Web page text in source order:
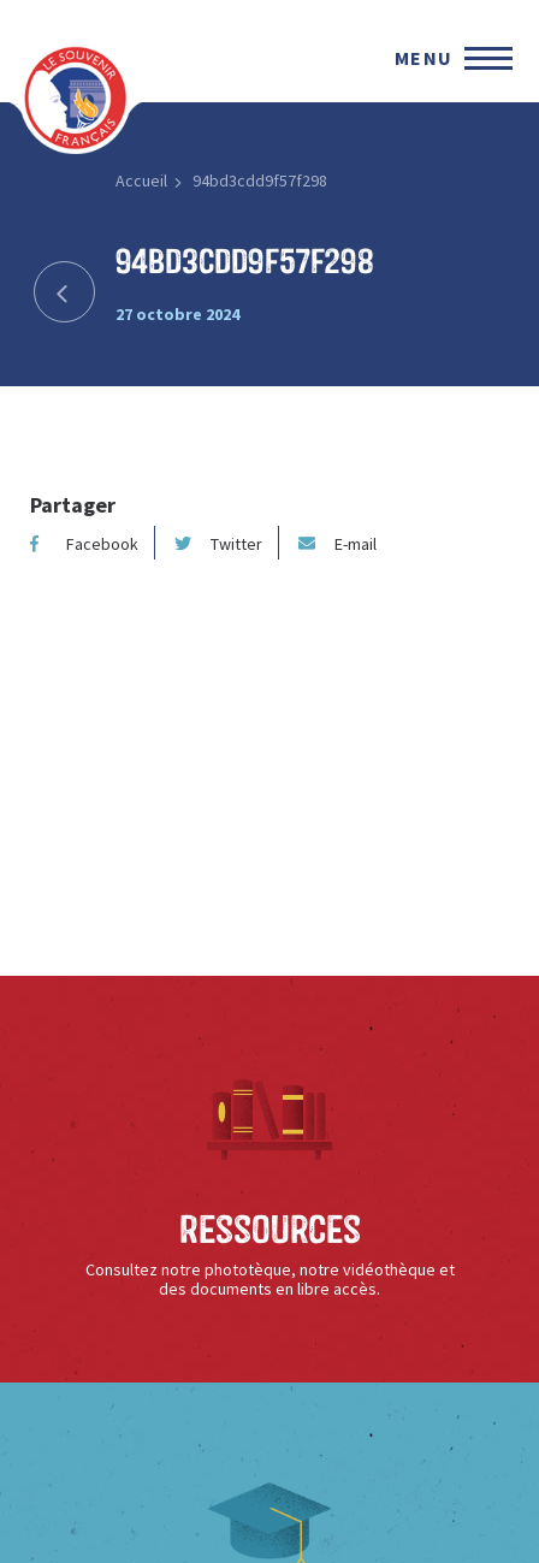
MENU
Accueil 94bd3cdd9f57f298
94bd3cdd9f57f298
27 octobre 2024
Partager
Facebook Twitter E-mail
Ressources
Consultez notre phototèque, notre vidéothèque et
des documents en libre accès.